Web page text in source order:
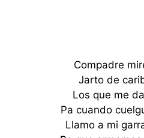
Compadre
Jarto de
Los que me
Pa cuando
Llamo a mi